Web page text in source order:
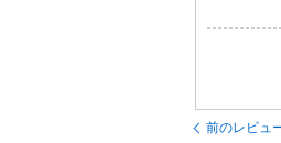
前のレビュ